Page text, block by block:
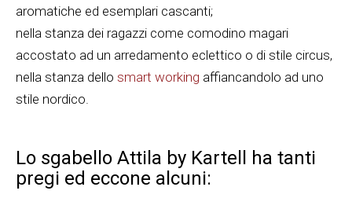
aromatiche ed esemplari cascanti;
nella stanza dei ragazzi come comodino magari
accostato ad un arredamento eclettico o di stile circus,
nella stanza dello smart working affiancandolo ad uno
stile nordico.
Lo sgabello Attila by Kartell ha tanti
pregi ed eccone alcuni: